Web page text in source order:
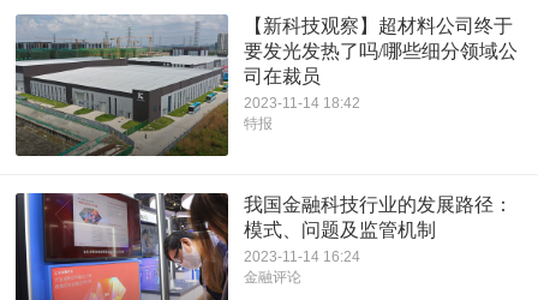
【新科技观察】超材料公司终于
要发光发热了吗/哪些细分领域公
司在裁员
2023-11-14 18:42
特报
我国金融科技行业的发展路径：
模式、问题及监管机制
2023-11-14 16:24
金融评论